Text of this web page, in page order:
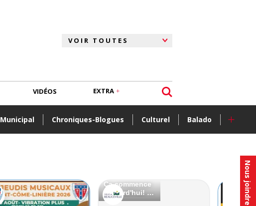
Nous joindre
Municipal Chroniques-Blogues Culturel Balado +
VIDÉOS EXTRA